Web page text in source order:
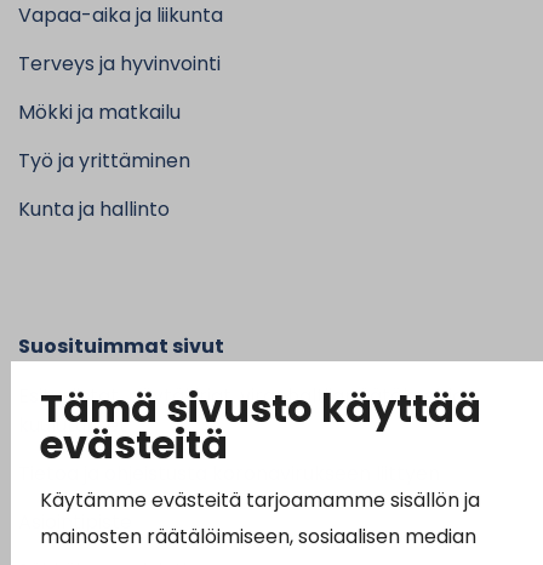
Tämä sivusto käyttää
evästeitä
Käytämme evästeitä tarjoamamme sisällön ja
mainosten räätälöimiseen, sosiaalisen median
Vapaa-aika ja liikunta
Terveys ja hyvinvointi
Mökki ja matkailu
Työ ja yrittäminen
Kunta ja hallinto
Suosituimmat sivut
Esityslistat, pöytäkirjat, viranhaltijapäätökset ja
kuulutukset
Asiointipiste